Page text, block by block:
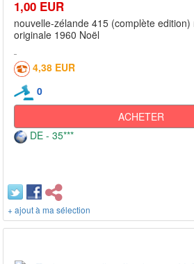
1,00 EUR
nouvelle-zélande 415 (complète
originale 1960 Noël
4,38 EUR
0
ACHETER
DE - 35***
+ ajout à ma sélection